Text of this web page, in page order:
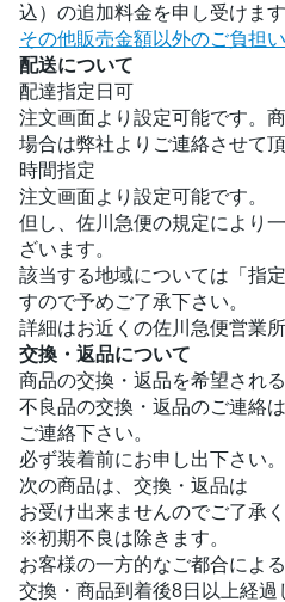
込）の追加料金を申し受けます
その他販売金額以外のご負担
配送について
配達指定日可
注文画面より設定可能です。
場合は弊社よりご連絡させて頂
時間指定
注文画面より設定可能です。
但し、佐川急便の規定により
ざいます。
該当する地域については「指
すので予めご了承下さい。
詳細はお近くの佐川急便営業
交換・返品について
商品の交換・返品を希望され
不良品の交換・返品のご連絡
ご連絡下さい。
必ず装着前にお申し出下さい。
次の商品は、交換・返品は
お受け出来ませんのでご了承く
※初期不良は除きます。
お客様の一方的なご都合によ
交換・商品到着後8日以上経過